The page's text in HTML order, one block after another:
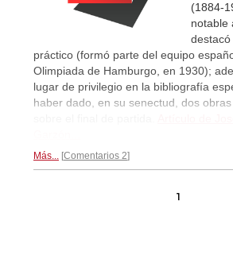
(1884-
notable
práctico (formó parte del equipo
Olimpiada de Hamburgo, en 1930);
lugar de privilegio en la bibliografía
haber dado, en su senectud, dos
Más... Comentarios 2
1